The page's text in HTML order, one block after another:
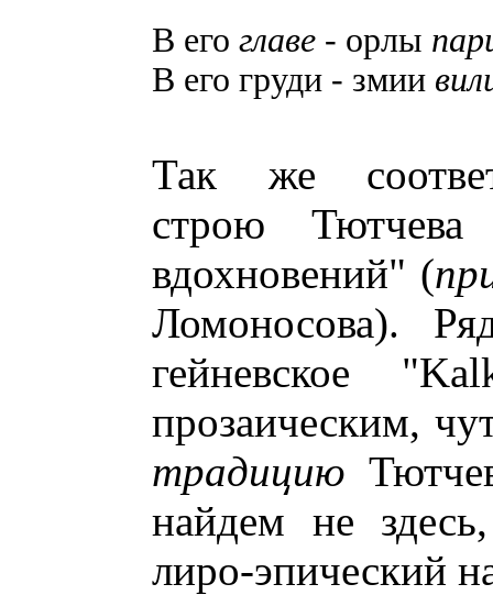
В его главе - орлы
В его груди - змии
Так же
строю
вдохновений" (
Ломоносова).
гейневское
прозаическим,
традицию
найдем не
лиро-эпический